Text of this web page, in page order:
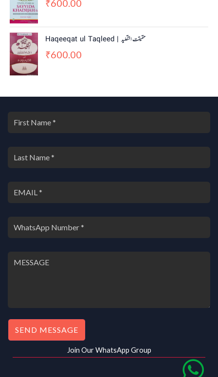
₹600.00
Haqeeqat ul Taqleed | حقیقت التقلید
₹600.00
SEND MESSAGE
Join Our WhatsApp Group